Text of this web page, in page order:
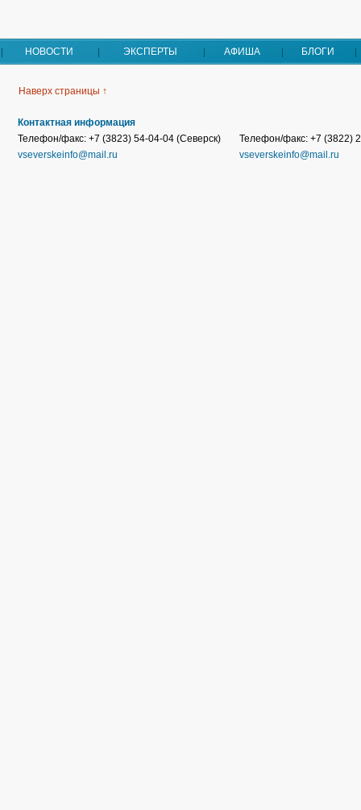
НОВОСТИ ЭКСПЕРТЫ АФИША БЛОГИ
Наверх страницы ↑
Контактная информация
Телефон/факс: +7 (3823) 54-04-04 (Северск)
vseverskeinfo@mail.ru
Телефон/факс: +7 (3822)
vseverskeinfo@mail.ru